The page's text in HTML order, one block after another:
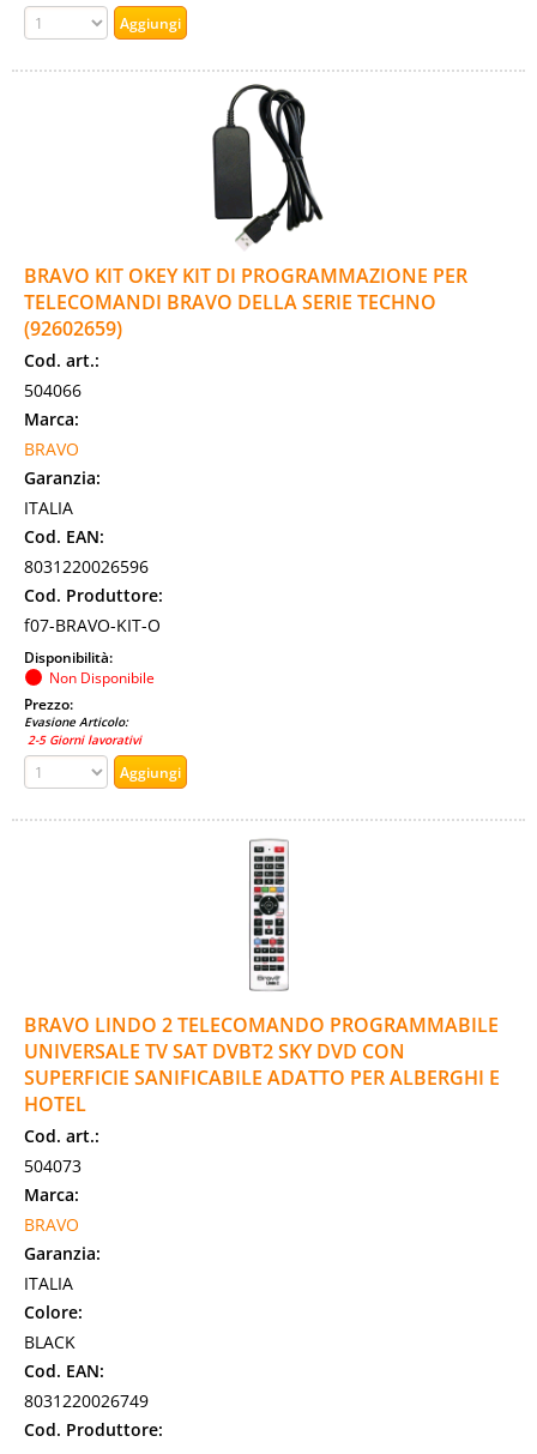
BRAVO KIT OKEY KIT DI PROGRAMMAZIONE PER
TELECOMANDI BRAVO DELLA SERIE TECHNO
(92602659)
Cod. art.:
504066
Marca:
BRAVO
Garanzia:
ITALIA
Cod. EAN:
8031220026596
Cod. Produttore:
f07-BRAVO-KIT-O
Disponibilità:
Non Disponibile
Prezzo:
Evasione Articolo:
2-5 Giorni lavorativi
BRAVO LINDO 2 TELECOMANDO PROGRAMMABILE
UNIVERSALE TV SAT DVBT2 SKY DVD CON
SUPERFICIE SANIFICABILE ADATTO PER ALBERGHI E
HOTEL
Cod. art.:
504073
Marca:
BRAVO
Garanzia:
ITALIA
Colore:
BLACK
Cod. EAN:
8031220026749
Cod. Produttore: